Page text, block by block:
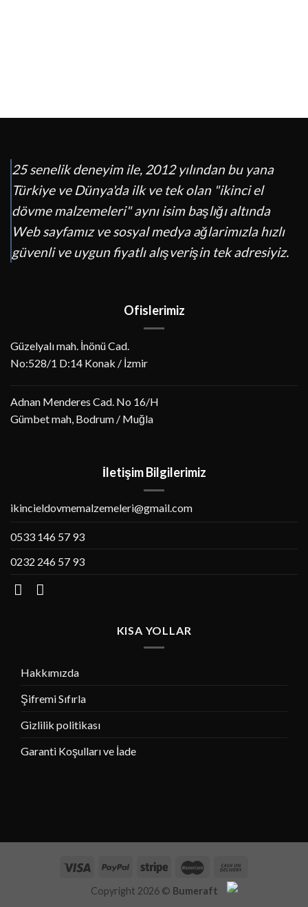
25 senelik deneyim ile, 2012 yılından bu yana
Türkiye ve Dünya'da ilk ve tek olan "ikinci el
dövme malzemeleri" aynı isim başlığı altında
Web sayfamız ve sosyal medya ağlarimızla hızlı
güvenli ve uygun fiyatlı alışverişin tek adresiyiz.
Ofislerimiz
Güzelyalı mah. İnönü Cad.
No:528/1 D:14 Konak / İzmir
Adnan Menderes Cad. No 16/H
Gümbet mah, Bodrum / Muğla
İletişim Bilgilerimiz
ikincieldovmemalzemeleri@gmail.com
0533 146 57 93
0232 246 57 93
KISA YOLLAR
Hakkımızda
Şifremi Sıfırla
Gizlilik politikası
Garanti Koşulları ve İade
Copyright 2026 © Bumeraft